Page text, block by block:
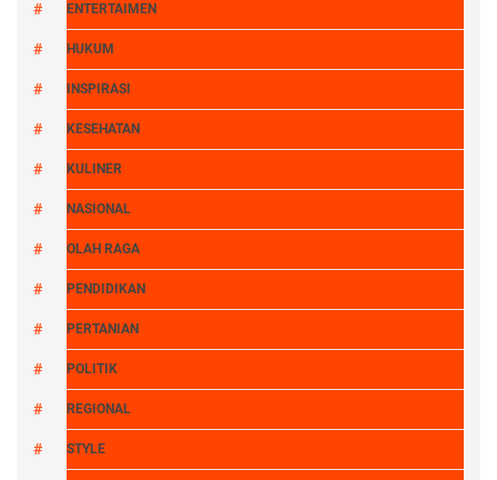
ENTERTAIMEN
HUKUM
INSPIRASI
KESEHATAN
KULINER
NASIONAL
OLAH RAGA
PENDIDIKAN
PERTANIAN
POLITIK
REGIONAL
STYLE